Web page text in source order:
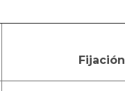
Fijación